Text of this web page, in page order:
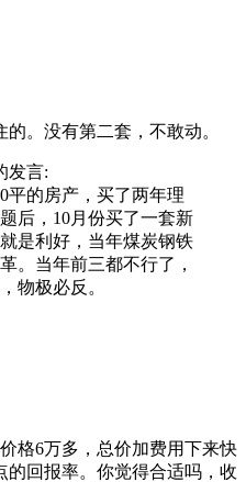
。没有第二套，不敢动。
发言:
平的房产，买了两年理
后，10月份买了一套新
是利好，当年煤炭钢铁
。当年前三都不行了，
物极必反。
格6万多，总价加费用下来快
的回报率。你觉得合适吗，收